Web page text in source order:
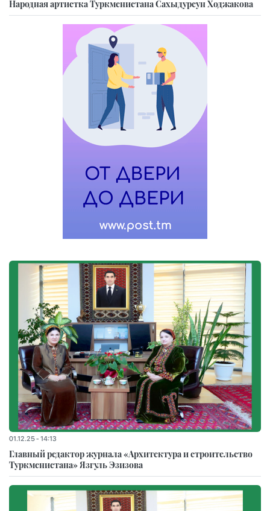
Народная артистка Туркменистана Сахыдурсун Ходжакова
01.12.25 - 14:13
Главный редактор журнала «Архитектура и строительство
Туркменистана» Язгуль Эзизова